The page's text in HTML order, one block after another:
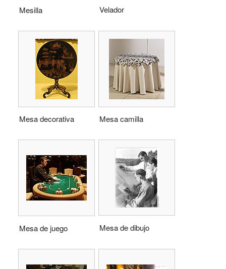
Mesilla Velador
Mesa decorativa Mesa camilla
Mesa de juego Mesa de dibujo